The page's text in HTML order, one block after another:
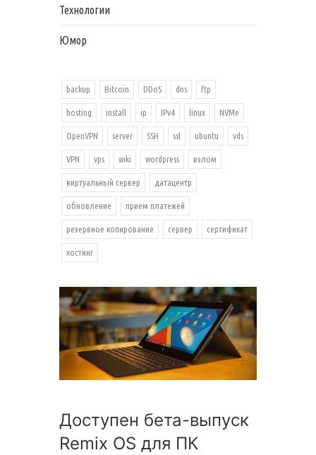
Технологии
Юмор
backup Bitcoin DDoS dns ftp
hosting install ip IPv4 linux NVMe
OpenVPN server SSH ssl ubuntu vds
VPN vps wiki wordpress взлом
виртуальный сервер датацентр
обновление прием платежей
резервное копирование сервер сертификат
хостинг
Доступен бета-выпуск
Remix OS для ПК